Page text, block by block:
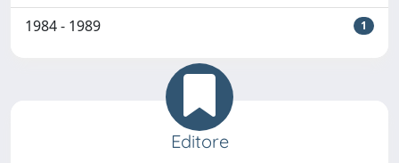
1984 - 1989 1
Editore